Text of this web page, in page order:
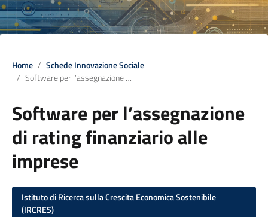
Home
Schede Innovazione Sociale
Software per l’assegnazione di rating finanziario alle imprese
Software per l’assegnazione
di rating finanziario alle
imprese
Istituto di Ricerca sulla Crescita Economica Sostenibile
(IRCRES)